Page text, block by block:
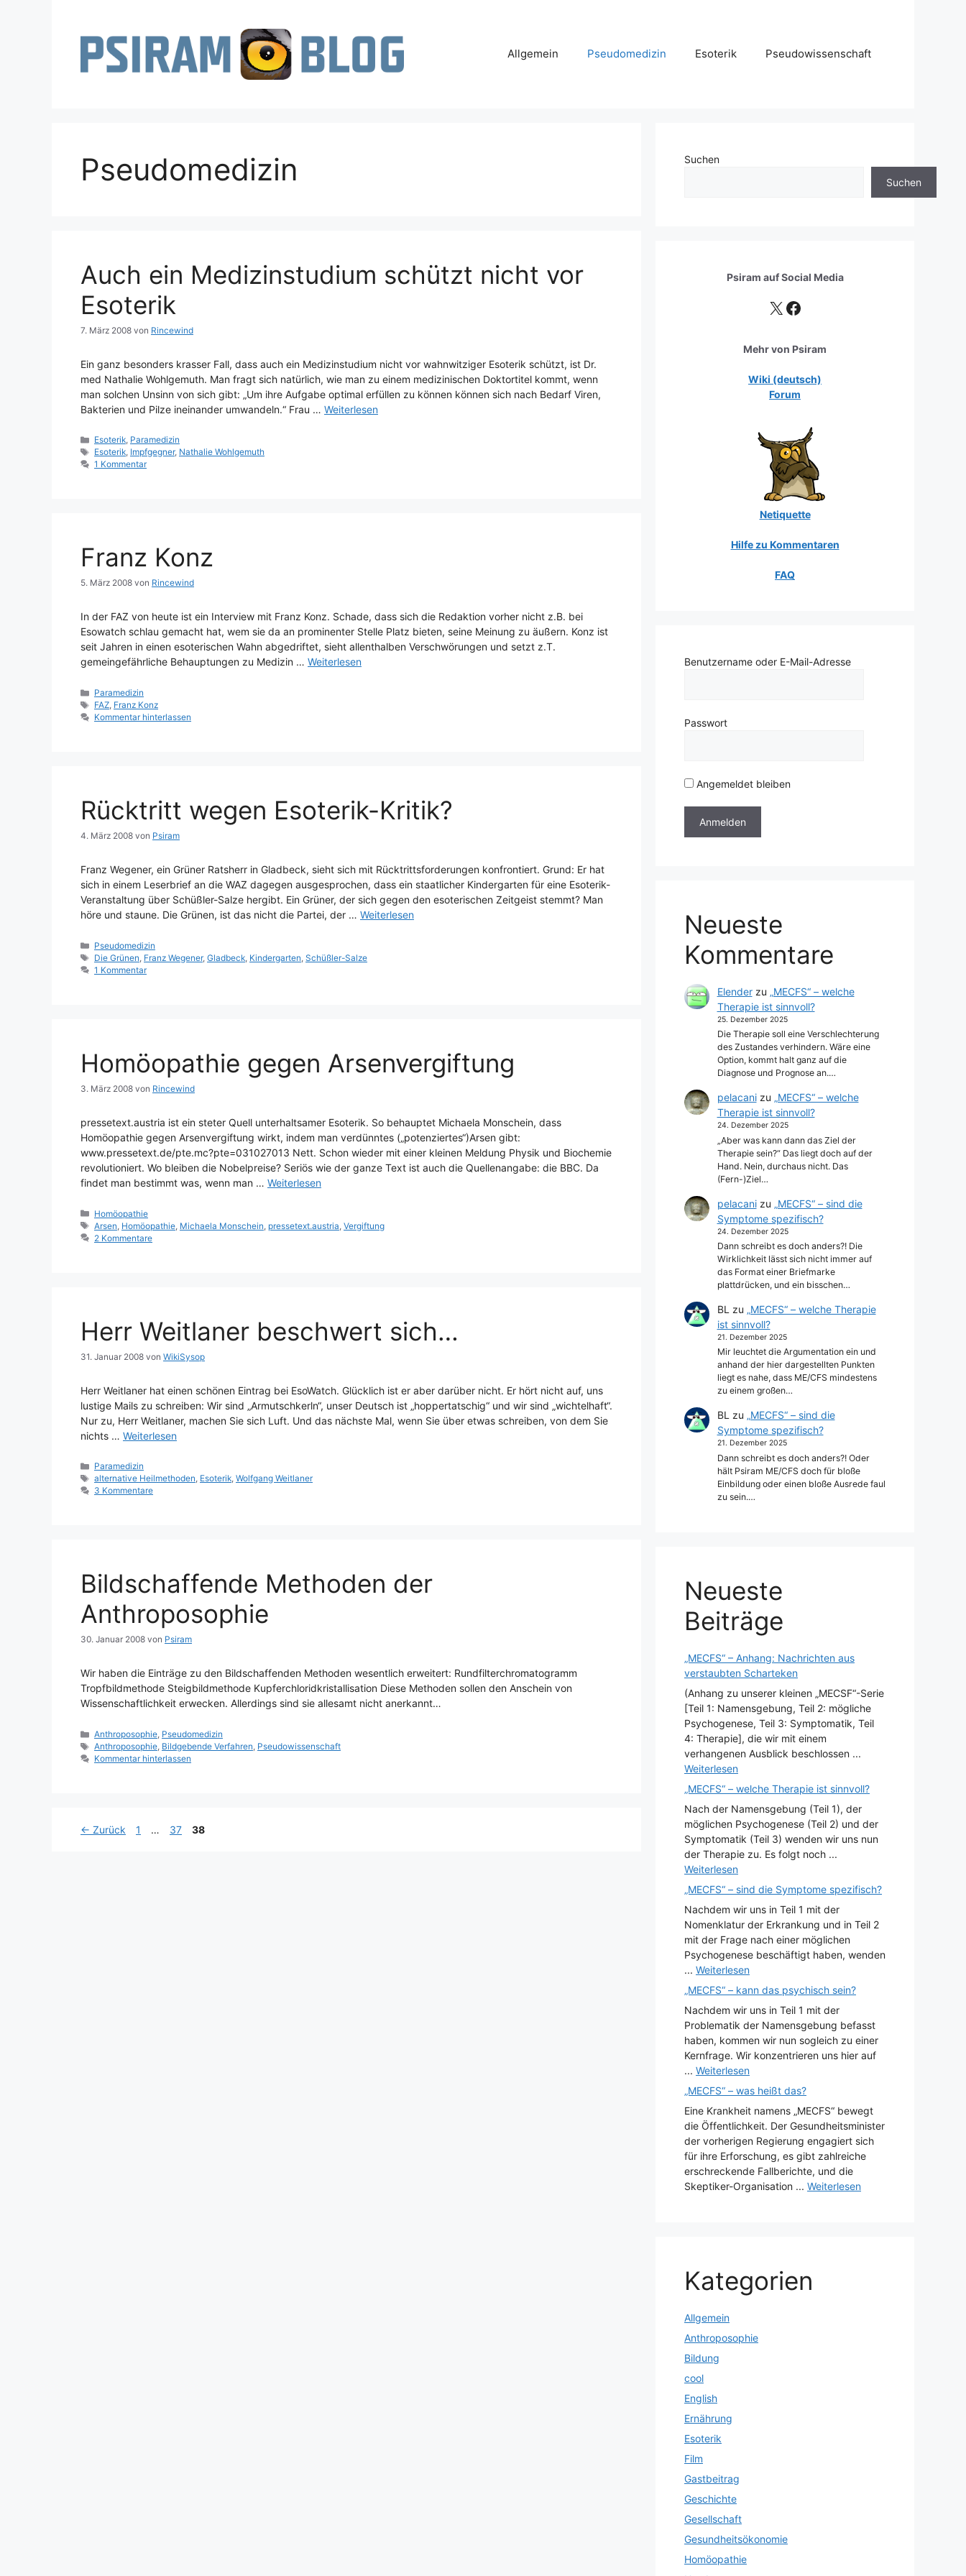
Allgemein Pseudomedizin Esoterik Pseudowissenschaft
Pseudomedizin
Auch ein Medizinstudium schützt nicht vor
Esoterik
7. März 2008 von Rincewind
Ein ganz besonders krasser Fall, dass auch ein Medizinstudium nicht vor wahnwitziger Esoterik schützt, ist Dr.
med Nathalie Wohlgemuth. Man fragt sich natürlich, wie man zu einem medizinischen Doktortitel kommt, wenn
man solchen Unsinn von sich gibt: „Um ihre Aufgabe optimal erfüllen zu können können sich nach Bedarf Viren,
Bakterien und Pilze ineinander umwandeln.“ Frau … Weiterlesen
Kategorien
Esoterik, Paramedizin
Schlagwörter
Esoterik, Impfgegner, Nathalie Wohlgemuth
1 Kommentar
Franz Konz
5. März 2008 von Rincewind
In der FAZ von heute ist ein Interview mit Franz Konz. Schade, dass sich die Redaktion vorher nicht z.B. bei
Esowatch schlau gemacht hat, wem sie da an prominenter Stelle Platz bieten, seine Meinung zu äußern. Konz ist
seit Jahren in einen esoterischen Wahn abgedriftet, sieht allenthalben Verschwörungen und setzt z.T.
gemeingefährliche Behauptungen zu Medizin … Weiterlesen
Kategorien
Paramedizin
Schlagwörter
FAZ, Franz Konz
Kommentar hinterlassen
Rücktritt wegen Esoterik-Kritik?
4. März 2008 von Psiram
Franz Wegener, ein Grüner Ratsherr in Gladbeck, sieht sich mit Rücktrittsforderungen konfrontiert. Grund: Er hat
sich in einem Leserbrief an die WAZ dagegen ausgesprochen, dass ein staatlicher Kindergarten für eine Esoterik-
Veranstaltung über Schüßler-Salze hergibt. Ein Grüner, der sich gegen den esoterischen Zeitgeist stemmt? Man
höre und staune. Die Grünen, ist das nicht die Partei, der … Weiterlesen
Kategorien
Pseudomedizin
Schlagwörter
Die Grünen Franz Wegener,Gladbeck Kindergarten ,Schüßler-Salze
1 Kommentar
Homöopathie gegen Arsenvergiftung
3. März 2008 von Rincewind
pressetext.austria ist ein steter Quell unterhaltsamer Esoterik. So behauptet Michaela Monschein, dass
Homöopathie gegen Arsenvergiftung wirkt, indem man verdünntes („potenziertes“)Arsen gibt:
www.pressetext.de/pte.mc?pte=031027013 Nett. Schon wieder mit einer kleinen Meldung Physik und Biochemie
revolutioniert. Wo bleiben die Nobelpreise? Seriös wie der ganze Text ist auch die Quellenangabe: die BBC. Da
findet man bestimmt was, wenn man … Weiterlesen
Kategorien
Homöopathie
Schlagwörter
Arsen Homöopathie Michaela Monschein pressetext.austria ,Vergiftung
2 Kommentare
Herr Weitlaner beschwert sich…
31. Januar 2008 von WikiSysop
Herr Weitlaner hat einen schönen Eintrag bei EsoWatch. Glücklich ist er aber darüber nicht. Er hört nicht auf, uns
lustige Mails zu schreiben: Wir sind „Armutschkerln“, unser Deutsch ist „hoppertatschig“ und wir sind „wichtelhaft“.
Nur zu, Herr Weitlaner, machen Sie sich Luft. Und das nächste Mal, wenn Sie über etwas schreiben, von dem Sie
nichts … Weiterlesen
Kategorien
Paramedizin
Schlagwörter
alternative Heilmethoden, Esoterik,Wolfgang Weitlaner
3 Kommentare
Bildschaffende Methoden der
Anthroposophie
30. Januar 2008 von Psiram
Wir haben die Einträge zu den Bildschaffenden Methoden wesentlich erweitert: Rundfilterchromatogramm
Tropfbildmethode Steigbildmethode Kupferchloridkristallisation Diese Methoden sollen den Anschein von
Wissenschaftlichkeit erwecken. Allerdings sind sie allesamt nicht anerkannt…
Kategorien
Anthroposophie, Pseudomedizin
Schlagwörter
Anthroposophie, Bildgebende Verfahren, Pseudowissenschaft
Kommentar hinterlassen
← Zurück Seite
1 … Seite
37 Seite
38
Suchen
Suchen
Psiram aufSocial Media
X Facebook
Mehr von Psiram
Wiki (deutsch)
Forum
Netiquette
Hilfe zu Kommentaren
FAQ
Benutzername oder E-Mail-Adresse
Passwort
Angemeldet bleiben
Neueste
Kommentare
Elenderzu „MECFS“ – welche
Therapie ist sinnvoll?
25. Dezember 2025
Die Therapie soll eine Verschlechterung
des Zustandes verhindern. Wäre eine
Option, kommt halt ganz auf die
Diagnose und Prognose an.…
pelacanizu „MECFS“ – welche
Therapie ist sinnvoll?
24. Dezember 2025
„Aber was kann dann das Ziel der
Therapie sein?“ Das liegt doch auf der
Hand. Nein, durchaus nicht. Das
(Fern-)Ziel…
pelacanizu „MECFS“ – sind die
Symptome spezifisch?
24. Dezember 2025
Dann schreibt es doch anders?! Die
Wirklichkeit lässt sich nicht immer auf
das Format einer Briefmarke
plattdrücken, und ein bisschen…
BL zu „MECFS“ – welche Therapie
ist sinnvoll?
21. Dezember 2025
Mir leuchtet die Argumentation ein und
anhand der hier dargestellten Punkten
liegt es nahe, dass ME/CFS mindestens
zu einem großen…
BL zu „MECFS“ – sind die
Symptome spezifisch?
21. Dezember 2025
Dann schreibt es doch anders?! Oder
hält Psiram ME/CFS doch für bloße
Einbildung oder einen bloße Ausrede faul
zu sein.…
Neueste
Beiträge
„MECFS“ – Anhang: Nachrichten aus
verstaubten Scharteken
(Anhang zu unserer kleinen „MECSF“-Serie
[Teil 1: Namensgebung, Teil 2: mögliche
Psychogenese, Teil 3: Symptomatik, Teil
4: Therapie], die wir mit einem
verhangenen Ausblick beschlossen ...
Weiterlesen
„MECFS“ – welche Therapie ist sinnvoll?
Nach der Namensgebung (Teil 1), der
möglichen Psychogenese (Teil 2) und der
Symptomatik (Teil 3) wenden wir uns nun
der Therapie zu. Es folgt noch ...
Weiterlesen
„MECFS“ – sind die Symptome spezifisch?
Nachdem wir uns in Teil 1 mit der
Nomenklatur der Erkrankung und in Teil 2
mit der Frage nach einer möglichen
Psychogenese beschäftigt haben, wenden
... Weiterlesen
„MECFS“ – kann das psychisch sein?
Nachdem wir uns in Teil 1 mit der
Problematik der Namensgebung befasst
haben, kommen wir nun sogleich zu einer
Kernfrage. Wir konzentrieren uns hier auf
... Weiterlesen
„MECFS“ – was heißt das?
Eine Krankheit namens „MECFS“ bewegt
die Öffentlichkeit. Der Gesundheitsminister
der vorherigen Regierung engagiert sich
für ihre Erforschung, es gibt zahlreiche
erschreckende Fallberichte, und die
Skeptiker-Organisation ... Weiterlesen
Kategorien
Allgemein
Anthroposophie
Bildung
cool
English
Ernährung
Esoterik
Film
Gastbeitrag
Geschichte
Gesellschaft
Gesundheitsökonomie
Homöopathie